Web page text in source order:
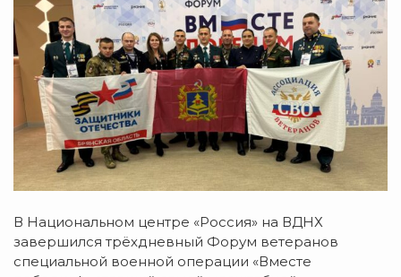
В Национальном центре «Россия» на ВДНХ
завершился трёхдневный Форум ветеранов
специальной военной операции «Вместе